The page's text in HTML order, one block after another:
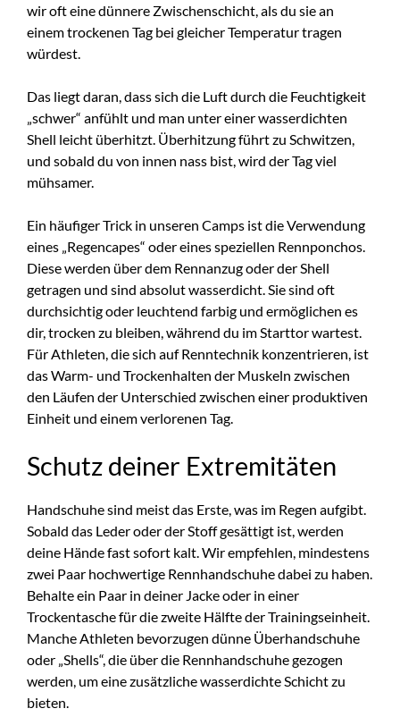
wir oft eine dünnere Zwischenschicht, als du sie an
einem trockenen Tag bei gleicher Temperatur tragen
würdest.
Das liegt daran, dass sich die Luft durch die Feuchtigkeit
„schwer“ anfühlt und man unter einer wasserdichten
Shell leicht überhitzt. Überhitzung führt zu Schwitzen,
und sobald du von innen nass bist, wird der Tag viel
mühsamer.
Ein häufiger Trick in unseren Camps ist die Verwendung
eines „Regencapes“ oder eines speziellen Rennponchos.
Diese werden über dem Rennanzug oder der Shell
getragen und sind absolut wasserdicht. Sie sind oft
durchsichtig oder leuchtend farbig und ermöglichen es
dir, trocken zu bleiben, während du im Starttor wartest.
Für Athleten, die sich auf Renntechnik konzentrieren, ist
das Warm- und Trockenhalten der Muskeln zwischen
den Läufen der Unterschied zwischen einer produktiven
Einheit und einem verlorenen Tag.
Schutz deiner Extremitäten
Handschuhe sind meist das Erste, was im Regen aufgibt.
Sobald das Leder oder der Stoff gesättigt ist, werden
deine Hände fast sofort kalt. Wir empfehlen, mindestens
zwei Paar hochwertige Rennhandschuhe dabei zu haben.
Behalte ein Paar in deiner Jacke oder in einer
Trockentasche für die zweite Hälfte der Trainingseinheit.
Manche Athleten bevorzugen dünne Überhandschuhe
oder „Shells“, die über die Rennhandschuhe gezogen
werden, um eine zusätzliche wasserdichte Schicht zu
bieten.